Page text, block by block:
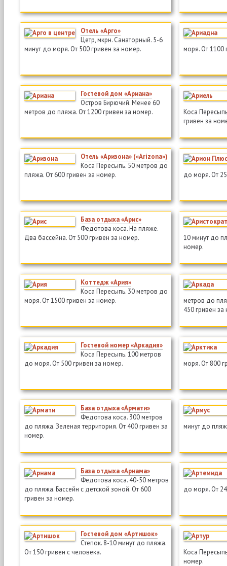
Отель «Арго»
Цетр, мкрн. Санаторный. 5-6
минут до моря. От 500 гривен за номер.
моря. От 1100
Гостевой дом «Ариана»
Остров Бирючий. Менее 60
метров до пляжа. От 1200 гривен за номер.
Коса
гривен за
Отель «Аризона» («Arizona»)
Коса Пересыпь. 50 метров до
пляжа. От 600 гривен за номер.
до моря. От
База отдыха «Арис»
Федотова коса. На пляже.
Два бассейна. От 500 гривен за номер.
10 минут до
номер.
Коттедж «Ария»
Коса Пересыпь. 30 метров до
моря. От 1500 гривен за номер.
метров до
450 гривен
Гостевой номер «Аркадия»
Коса Пересыпь. 100 метров
до моря. От 500 гривен за номер.
моря. От 800
База отдыха «Армати»
Федотова коса. 300 метров
до пляжа. Зеленая территория. От 400 гривен за
номер.
минут до
База отдыха «Арнама»
Федотова коса. 40-50 метров
до пляжа. Бассейн с детской зоной. От 600
гривен за номер.
до моря. От
Гостевой дом «Артишок»
Степок. 8-10 минут до пляжа.
От 150 гривен с человека.
Коса
номер.